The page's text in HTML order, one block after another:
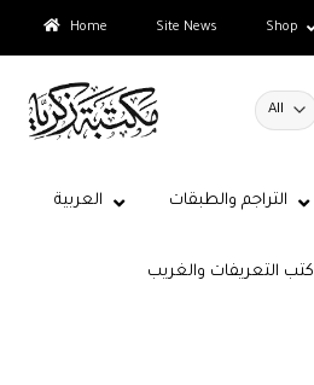
Home Site News Shop
التراجم والطبقات العربية
كتب التعريفات والغريب